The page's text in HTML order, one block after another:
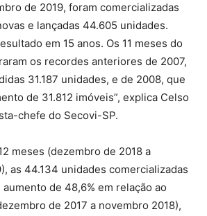
de 2019, foram comercializadas
e lançadas 44.605 unidades.
em 15 anos. Os 11 meses do
os recordes anteriores de 2007,
31.187 unidades, e de 2008, que
de 31.812 imóveis”, explica Celso
chefe do Secovi-SP.
meses (dezembro de 2018 a
as 44.134 unidades comercializadas
de 48,6% em relação ao
de 2017 a novembro 2018),